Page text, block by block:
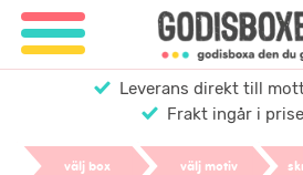
Leverans direkt till
Frakt ingår i
välj box välj motiv